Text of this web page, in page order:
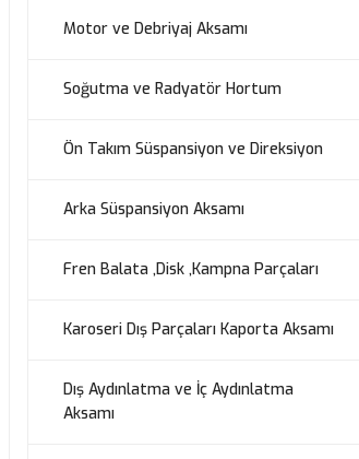
Motor ve Debriyaj Aksamı
Soğutma ve Radyatör Hortum
Ön Takım Süspansiyon ve Direksiyon
Arka Süspansiyon Aksamı
Fren Balata ,Disk ,Kampna Parçaları
Karoseri Dış Parçaları Kaporta Aksamı
Dış Aydınlatma ve İç Aydınlatma
Aksamı